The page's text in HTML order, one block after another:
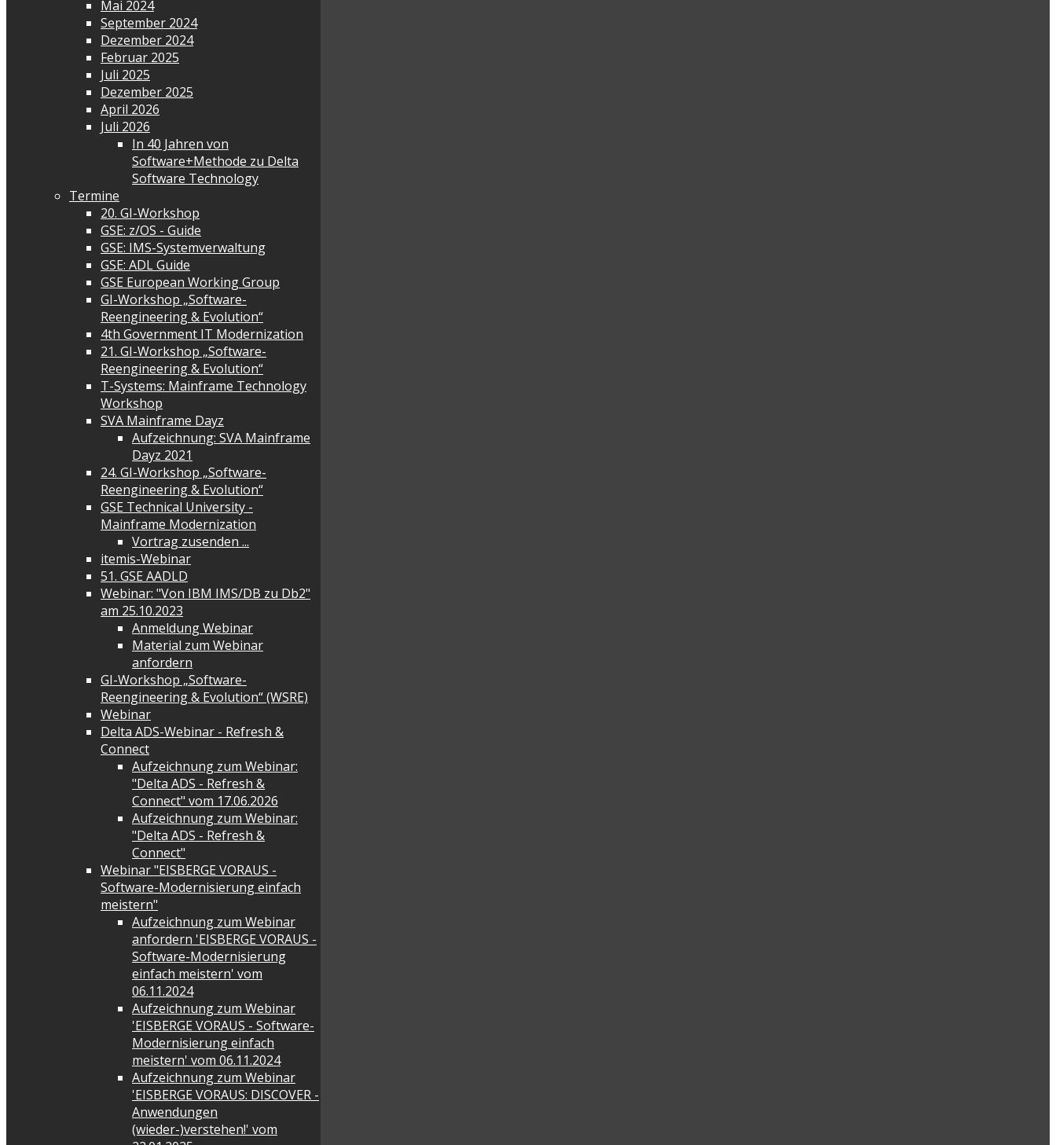
Mai 2024
September 2024
Dezember 2024
Februar 2025
Juli 2025
Dezember 2025
April 2026
Juli 2026
In 40 Jahren von
Software+Methode zu Delta
Software Technology
Termine
20. GI-Workshop
GSE: z/OS - Guide
GSE: IMS-Systemverwaltung
GSE: ADL Guide
GSE European Working Group
GI-Workshop „Software-
Reengineering & Evolution“
4th Government IT Modernization
21. GI-Workshop „Software-
Reengineering & Evolution“
T-Systems: Mainframe Technology
Workshop
SVA Mainframe Dayz
Aufzeichnung: SVA Mainframe
Dayz 2021
24. GI-Workshop „Software-
Reengineering & Evolution“
GSE Technical University -
Mainframe Modernization
Vortrag zusenden ...
itemis-Webinar
51. GSE AADLD
Webinar: "Von IBM IMS/DB zu Db2"
am 25.10.2023
Anmeldung Webinar
Material zum Webinar
anfordern
GI-Workshop „Software-
Reengineering & Evolution“ (WSRE)
Webinar
Delta ADS-Webinar - Refresh &
Connect
Aufzeichnung zum Webinar:
"Delta ADS - Refresh &
Connect" vom 17.06.2026
Aufzeichnung zum Webinar:
"Delta ADS - Refresh &
Connect"
Webinar "EISBERGE VORAUS -
Software-Modernisierung einfach
meistern"
Aufzeichnung zum Webinar
anfordern 'EISBERGE VORAUS -
Software-Modernisierung
einfach meistern' vom
06.11.2024
Aufzeichnung zum Webinar
'EISBERGE VORAUS - Software-
Modernisierung einfach
meistern' vom 06.11.2024
Aufzeichnung zum Webinar
'EISBERGE VORAUS: DISCOVER -
Anwendungen
(wieder-)verstehen!' vom